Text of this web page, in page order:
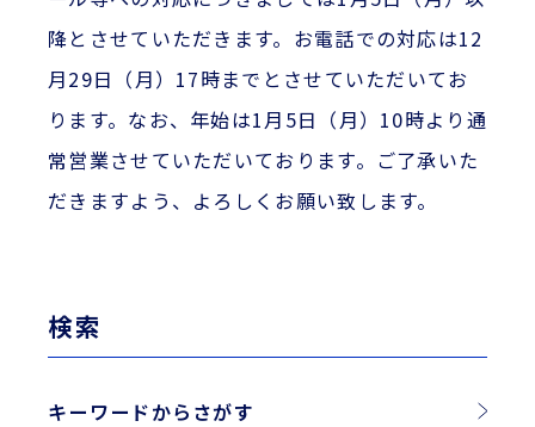
検索
キーワードからさがす
降とさせていただきます。お電話での対応は12
月29日（月）17時までとさせていただいてお
ります。なお、年始は1月5日（月）10時より通
常営業させていただいております。ご了承いた
だきますよう、よろしくお願い致します。